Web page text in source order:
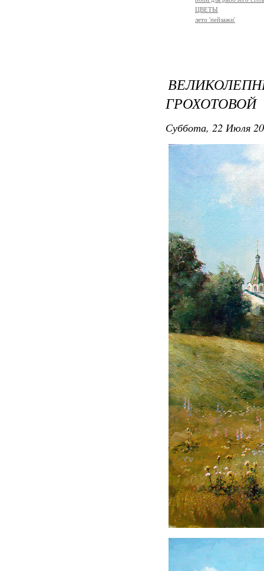
ЦВЕТЫ
лето 'пейзажи'
ГРОХОТОВОЙ
Суббота, 22 Июля